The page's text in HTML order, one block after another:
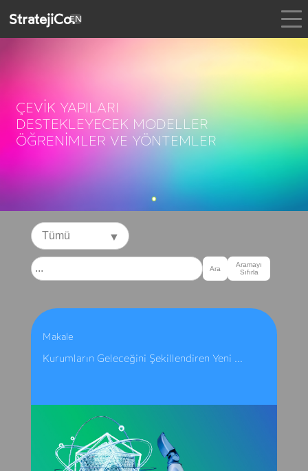
StratejiCo.EN
ÇEVİK YAPILARI
DESTEKLEYECEK MODELLER
ÖĞRENİMLER VE YÖNTEMLER
▼
Ara
Aramayı
Sıfırla
Makale
Kurumların Geleceğini Şekillendiren Yeni ...